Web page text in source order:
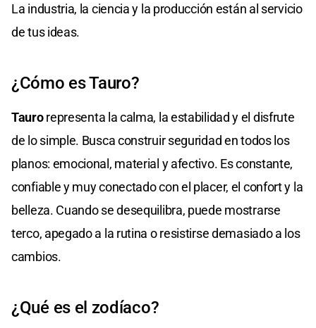
La industria, la ciencia y la producción están al servicio
de tus ideas.
¿Cómo es Tauro?
Taurorepresenta la calma, la estabilidad y el disfrute
de lo simple. Busca construir seguridad en todos los
planos: emocional, material y afectivo. Es constante,
confiable y muy conectado con el placer, el confort y la
belleza. Cuando se desequilibra, puede mostrarse
terco, apegado a la rutina o resistirse demasiado a los
cambios.
¿Qué es el zodíaco?